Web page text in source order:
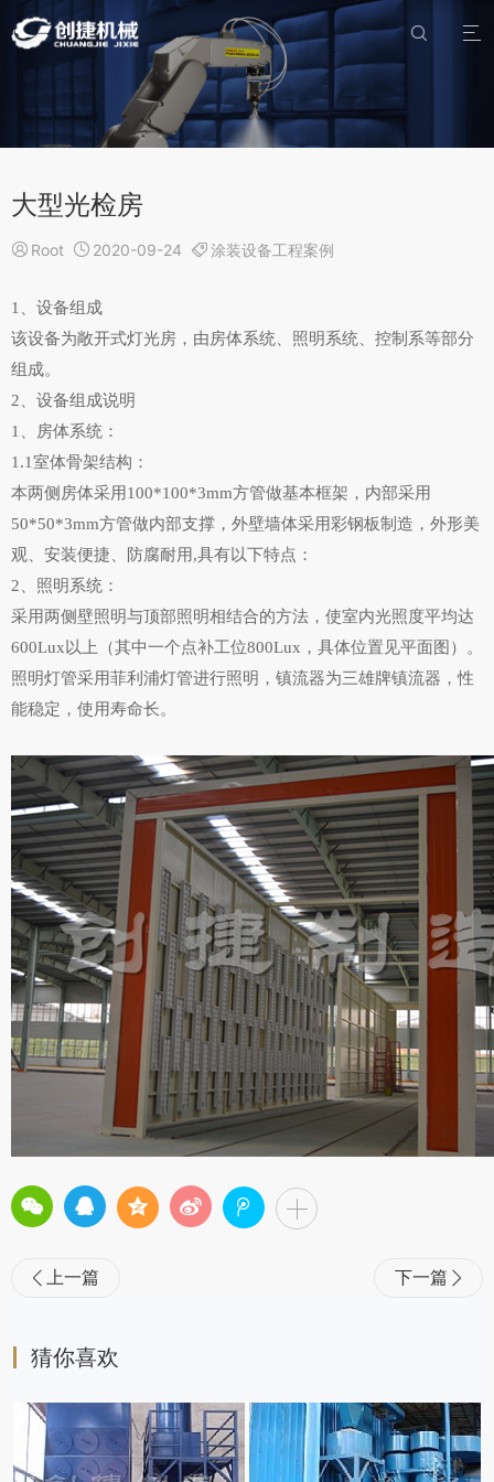


大型光检房
 Root  2020-09-24 涂装设备工程案例
1、设备组成
该设备为敞开式灯光房，由房体系统、照明系统、控制系等部分
组成。
2、设备组成说明
1、房体系统：
1.1室体骨架结构：
本两侧房体采用100*100*3mm方管做基本框架，内部采用
50*50*3mm方管做内部支撑，外壁墙体采用彩钢板制造，外形美
观、安装便捷、防腐耐用,具有以下特点：
2、照明系统：
采用两侧壁照明与顶部照明相结合的方法，使室内光照度平均达
600Lux以上（其中一个点补工位800Lux，具体位置见平面图）。
照明灯管采用菲利浦灯管进行照明，镇流器为三雄牌镇流器，性
能稳定，使用寿命长。
 上一篇 下一篇 
猜你喜欢